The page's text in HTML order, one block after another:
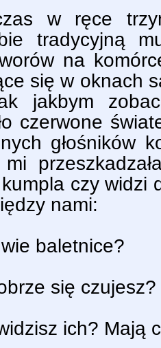
w ręce
tradycyjną
na
się w oknach
jakbym
czerwone
głośników
czy widzi
nami:
baletnice?
się czujesz?
ich? Mają